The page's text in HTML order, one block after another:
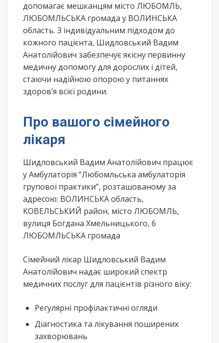
допомагає мешканцям місто ЛЮБОМЛЬ,
ЛЮБОМЛЬСЬКА громада у ВОЛИНСЬКА
область. З індивідуальним підходом до
кожного пацієнта, Шидловський Вадим
Анатолійович забезпечує якісну первинну
медичну допомогу для дорослих і дітей,
стаючи надійною опорою у питаннях
здоров’я всієї родини.
Про вашого сімейного
лікаря
Шидловський Вадим Анатолійович працює
у Амбулаторія “Любомльська амбулаторія
групової практики”, розташованому за
адресою: ВОЛИНСЬКА область,
КОВЕЛЬСЬКИЙ район, місто ЛЮБОМЛЬ,
вулиця Богдана Хмельницького, 6
ЛЮБОМЛЬСЬКА громада
Сімейний лікар Шидловський Вадим
Анатолійович надає широкий спектр
медичних послуг для пацієнтів різного віку:
Регулярні профілактичні огляди
Діагностика та лікування поширених
захворювань